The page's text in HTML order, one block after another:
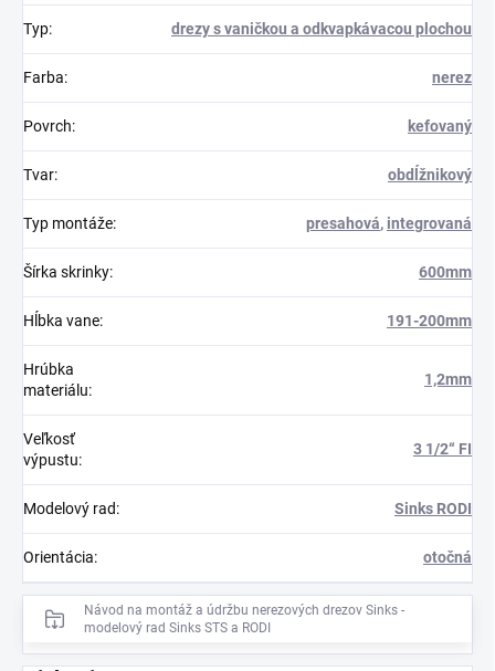
Typ: drezy s vaničkou a odkvapkávacou plochou
Farba: nerez
Povrch: kefovaný
Tvar: obdĺžnikový
Typ montáže: presahová, integrovaná
Šírka skrinky: 600mm
Hĺbka vane: 191-200mm
Hrúbka
materiálu:
1,2mm
Veľkosť
výpustu:
3 1/2“ FI
Modelový rad: Sinks RODI
Orientácia: otočná
Návod na montáž a údržbu nerezových drezov Sinks -
modelový rad Sinks STS a RODI